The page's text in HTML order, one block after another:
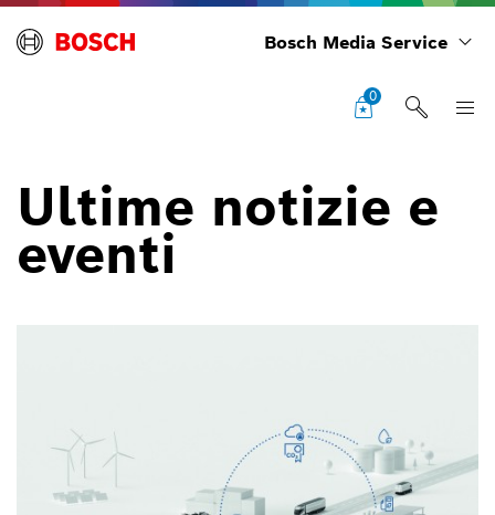
Bosch Media Service
0
Ultime notizie e
eventi